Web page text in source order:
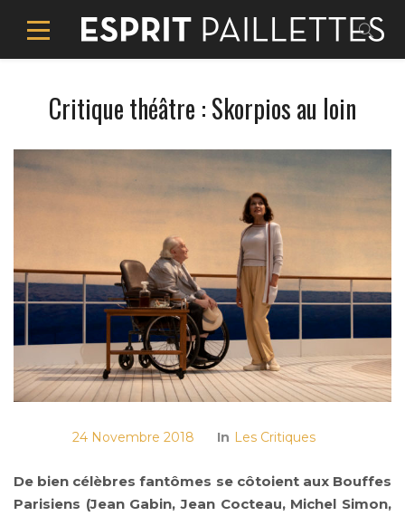
Critique théâtre : Skorpios au loin
24 Novembre 2018 In Les Critiques
De bien célèbres fantômes se côtoient aux Bouffes
Parisiens (Jean Gabin, Jean Cocteau, Michel Simon,